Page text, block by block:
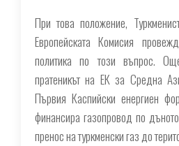
При това положение,
Европейската Комисия
политика по този въпрос.
пратеникът на ЕК за Средна
Първия Каспийски енергиен
финансира газопровод по
пренос на туркменски газ до